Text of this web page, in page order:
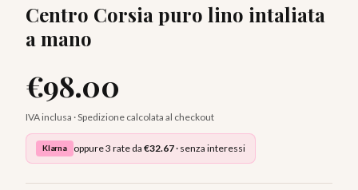
Centro Corsia puro lino intaliata
a mano
€98.00
IVA inclusa · Spedizione calcolata al checkout
Klarna oppure 3 rate da €32.67· senza interessi